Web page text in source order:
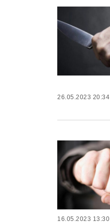
26.05.2023 20:34
16.05.2023 13:30